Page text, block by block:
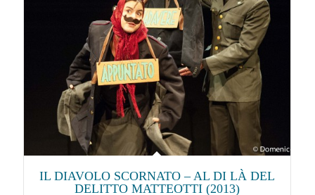
IL DIAVOLO SCORNATO – AL DI LÀ DEL
DELITTO MATTEOTTI (2013)